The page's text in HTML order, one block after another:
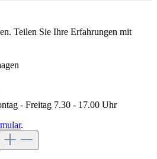
Teilen Sie Ihre Erfahrungen mit
- Freitag 7.30 - 17.00 Uhr
.